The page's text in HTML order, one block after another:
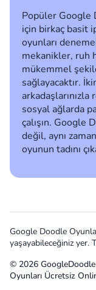
Popüler Google
için birkaç basit
oyunları
mekanikler, ruh
mükemmel
sağlayacaktır.
arkadaşlarınızla
sosyal ağlarda
çalışın. Google
değil, aynı
oyunun tadını
Google Doodle
yaşayabileceğiniz yer.
© 2026
Oyunları Ücretsiz